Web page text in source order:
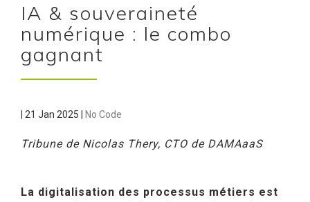
IA & souveraineté
numérique : le combo
gagnant
21 Jan 2025 No Code
Tribune de Nicolas Thery, CTO de DAMAaaS
La digitalisation des processus métiers est